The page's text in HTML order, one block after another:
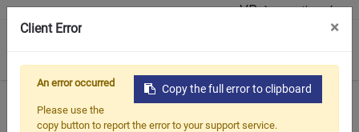
VR ショールーム
磁気研磨機 HD-C シリーズ
Client Error ×
Copy the full error to clipboard
An error occurred
Please use the
copy button to report the error to your support service.